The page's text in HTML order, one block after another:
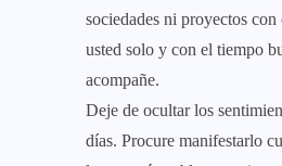
sociedades ni proyectos
usted solo y con el tiempo
acompañe.
Deje de ocultar los
días. Procure manifestarlo